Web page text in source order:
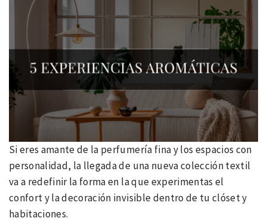
Si eres amante de la perfumería fina y los espacios con
personalidad, la llegada de una nueva colección textil
va a redefinir la forma en la que experimentas el
confort y la decoración invisible dentro de tu clóset y
habitaciones.